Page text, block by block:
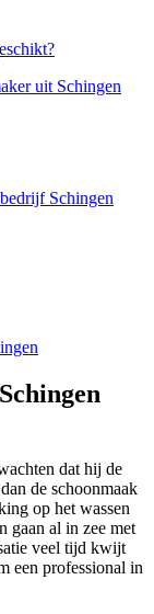
uit Schingen
Schingen
dat hij de
de schoonmaak
op het wassen
gaan al in zee met
veel tijd kwijt
een professional in